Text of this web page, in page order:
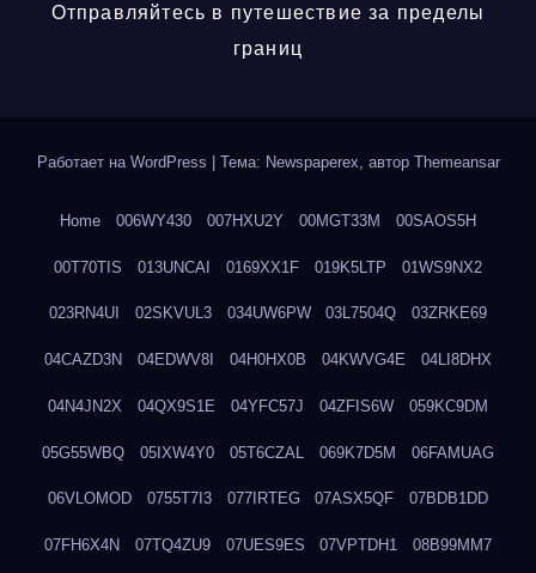
Отправляйтесь в путешествие за пределы
границ
Работает на WordPress Тема: Newspaperex, автор Themeansar
Home 006WY430 007HXU2Y 00MGT33M 00SAOS5H
00T70TIS 013UNCAI 0169XX1F 019K5LTP 01WS9NX2
023RN4UI 02SKVUL3 034UW6PW 03L7504Q 03ZRKE69
04CAZD3N 04EDWV8I 04H0HX0B 04KWVG4E 04LI8DHX
04N4JN2X 04QX9S1E 04YFC57J 04ZFIS6W 059KC9DM
05G55WBQ 05IXW4Y0 05T6CZAL 069K7D5M 06FAMUAG
06VLOMOD 0755T7I3 077IRTEG 07ASX5QF 07BDB1DD
07FH6X4N 07TQ4ZU9 07UES9ES 07VPTDH1 08B99MM7